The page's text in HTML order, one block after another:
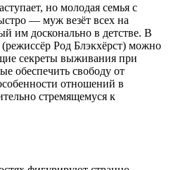
но молодая семья с
— муж везёт всех на
им досконально в детстве. В
(режиссёр Род Блэкхёрст) можно
секреты выживания при
обеспечить свободу от
отношений в
стремящемуся к